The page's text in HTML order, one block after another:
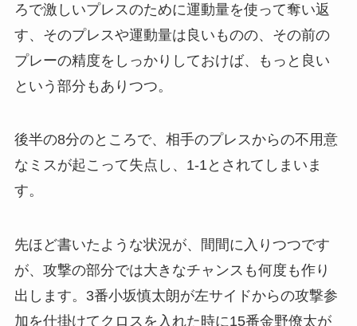
ろで激しいプレスのために運動量を使って奪い返
す、そのプレスや運動量は良いものの、その前の
プレーの精度をしっかりしておけば、もっと良い
という部分もありつつ。
後半の8分のところで、相手のプレスからの不用意
なミスが起こって失点し、1-1とされてしまいま
す。
先ほど書いたような状況が、間間に入りつつです
が、攻撃の部分では大きなチャンスも何度も作り
出します。3番小坂慎太朗が左サイドからの攻撃参
加を仕掛けてクロスを入れた時に15番金野僚太が